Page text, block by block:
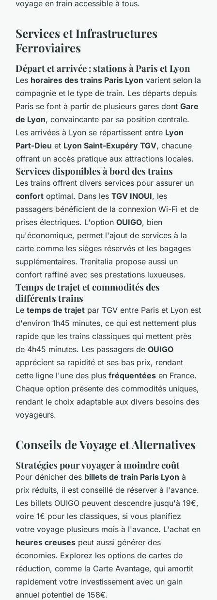
voyage en train accessible à tous.
Services et Infrastructures
Ferroviaires
Départ et arrivée : stations à Paris et Lyon
Les horaires des trains Paris Lyon varient selon la
compagnie et le type de train. Les départs depuis
Paris se font à partir de plusieurs gares dont Gare
de Lyon, convaincante par sa position centrale.
Les arrivées à Lyon se répartissent entre Lyon
Part-Dieu et Lyon Saint-Exupéry TGV, chacune
offrant un accès pratique aux attractions locales.
Services disponibles à bord des trains
Les trains offrent divers services pour assurer un
confort optimal. Dans les TGV INOUI, les
passagers bénéficient de la connexion Wi-Fi et de
prises électriques. L'option OUIGO, bien
qu'économique, permet l'ajout de services à la
carte comme les sièges réservés et les bagages
supplémentaires. Trenitalia propose aussi un
confort raffiné avec ses prestations luxueuses.
Temps de trajet et commodités des
différents trains
Le temps de trajet par TGV entre Paris et Lyon est
d'environ 1h45 minutes, ce qui est nettement plus
rapide que les trains classiques qui mettent près
de 4h45 minutes. Les passagers de OUIGO
apprécient sa rapidité et ses bas prix, rendant
cette ligne l'une des plus fréquentées en France.
Chaque option présente des commodités uniques,
rendant le choix adaptable aux divers besoins des
voyageurs.
Conseils de Voyage et Alternatives
Stratégies pour voyager à moindre coût
Pour dénicher des billets de train Paris Lyon à
prix réduits, il est conseillé de réserver à l'avance.
Les billets OUIGO peuvent descendre jusqu'à 19€,
voire 1€ pour les classiques, si vous planifiez
votre voyage plusieurs mois à l'avance. L'achat en
heures creuses peut aussi générer des
économies. Explorez les options de cartes de
réduction, comme la Carte Avantage, qui amortit
rapidement votre investissement avec un gain
annuel potentiel de 158€.